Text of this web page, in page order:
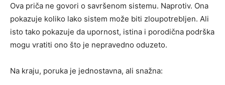
Ova priča ne govori o savršenom sistemu. Naprotiv. Ona
pokazuje koliko lako sistem može biti zloupotrebljen. Ali
isto tako pokazuje da upornost, istina i porodična podrška
mogu vratiti ono što je nepravedno oduzeto.
Na kraju, poruka je jednostavna, ali snažna: